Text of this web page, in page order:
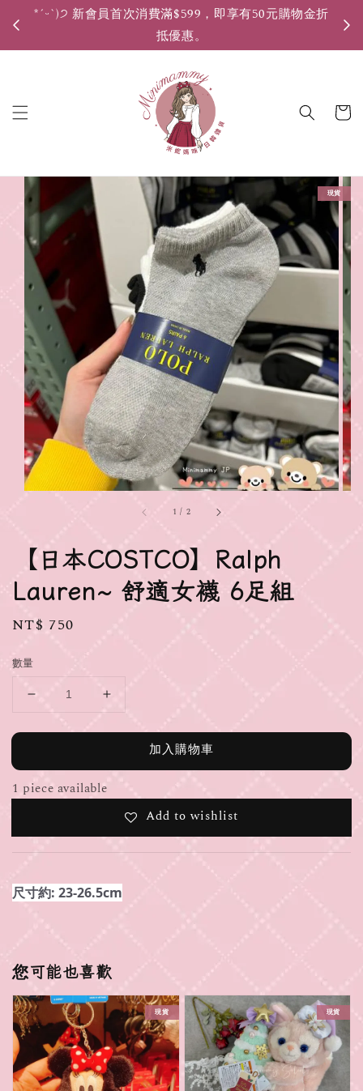
*ˊᵕˋ)੭ 新會員首次消費滿$599，即享有50元購物金折
抵優惠。
1 / 2
現貨
【日本COSTCO】Ralph
Lauren~ 舒適女襪 6足組
Regular
NT$ 750
數量
加入購物車
1 piece available
Add to wishlist
尺寸約: 23-26.5cm
您可能也喜歡
現貨 現貨